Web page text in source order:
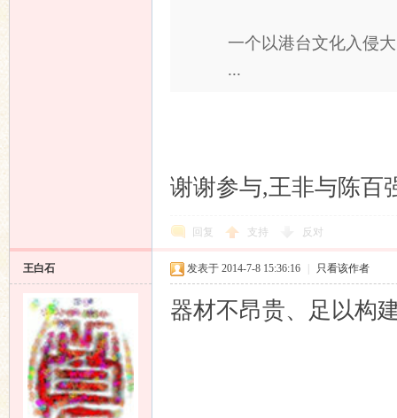
一个以港台文化入侵
...
谢谢参与,王非与陈百
回复 支持 反对
王白石 发表于 2014-7-8 15:36:16 只看该作者
器材不昂贵、足以构